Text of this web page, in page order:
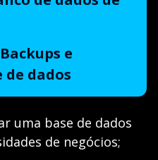
e
de dados
uma base de dados
de negócios;